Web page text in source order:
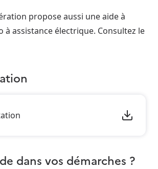
propose aussi une aide à
à assistance électrique. Consultez le
dans vos démarches ?